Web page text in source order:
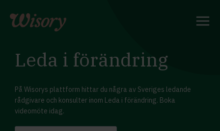
content
Leda i förändring
På Wisorys plattform hittar du några av Sveriges ledande
rådgivare och konsulter inom Leda i förändring. Boka
videomöte idag.